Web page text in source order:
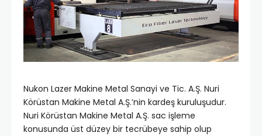
Nukon Lazer Makine Metal Sanayi ve Tic. A.Ş. Nuri
Körüstan Makine Metal A.Ş.’nin kardeş kuruluşudur.
Nuri Körüstan Makine Metal A.Ş. sac işleme
konusunda üst düzey bir tecrübeye sahip olup